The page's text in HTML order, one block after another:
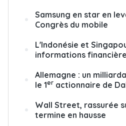
Samsung en star en
Congrès du mobile
L'Indonésie et
informations
Allemagne : un
le 1er actionnaire de
Wall Street, rassurée
termine en hausse